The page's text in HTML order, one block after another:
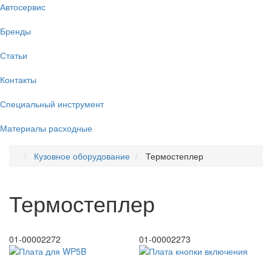
Автосервис
Бренды
Статьи
Контакты
Специальный инструмент
Материалы расходные
Кузовное оборудование Термостеплер
Термостеплер
01-00002272
01-00002273